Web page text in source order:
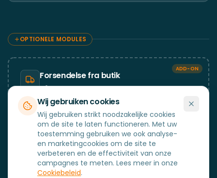
Wij gebruiken cookies
Wij gebruiken strikt noodzakelijke cookies
om de site te laten functioneren. Met uw
toestemming gebruiken we ook analyse-
en marketingcookies om de site te
verbeteren en de effectiviteit van onze
campagnes te meten. Lees meer in onze
Cookiebeleid.
OPTIONELE MODULES
ADD-ON
Forsendelse fra butik
Håndtér webshop- og click&collect-
forsendelser fra butikken med samme flow
som kassen.
Cadeaubon
Verkoop en verzilver cadeaubonnen direct